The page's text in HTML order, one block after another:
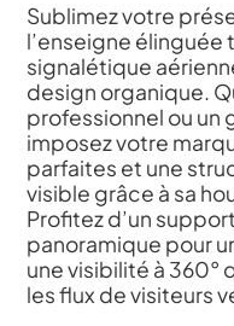
Sublimez votre
l’enseigne élinguée
signalétique
design organique.
professionnel ou un
imposez votre
parfaites et une
visible grâce à sa
Profitez d’un
panoramique pour
une visibilité à 360°
les flux de visiteurs